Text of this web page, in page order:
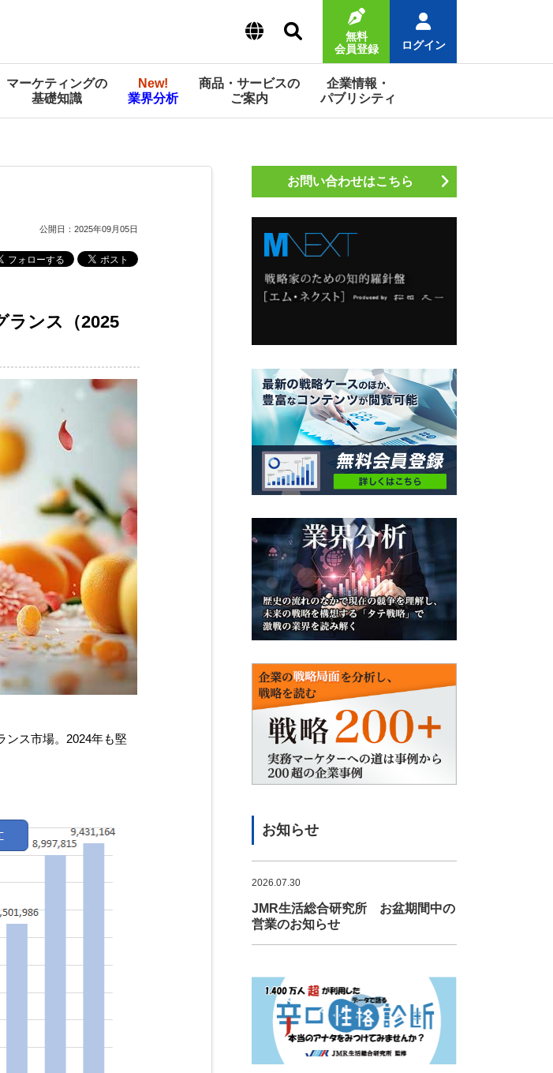
無料
会員登録
ログイン
マーケティングの
基礎知識
New!
業界分析
商品・サービスの
ご案内
企業情報・
パブリシティ
公開日：2025年09月05日
ランス（2025
ス市場。2024年も堅
お問い合わせはこちら
お知らせ
2026.07.30
JMR生活総合研究所 お盆期間中の
営業のお知らせ